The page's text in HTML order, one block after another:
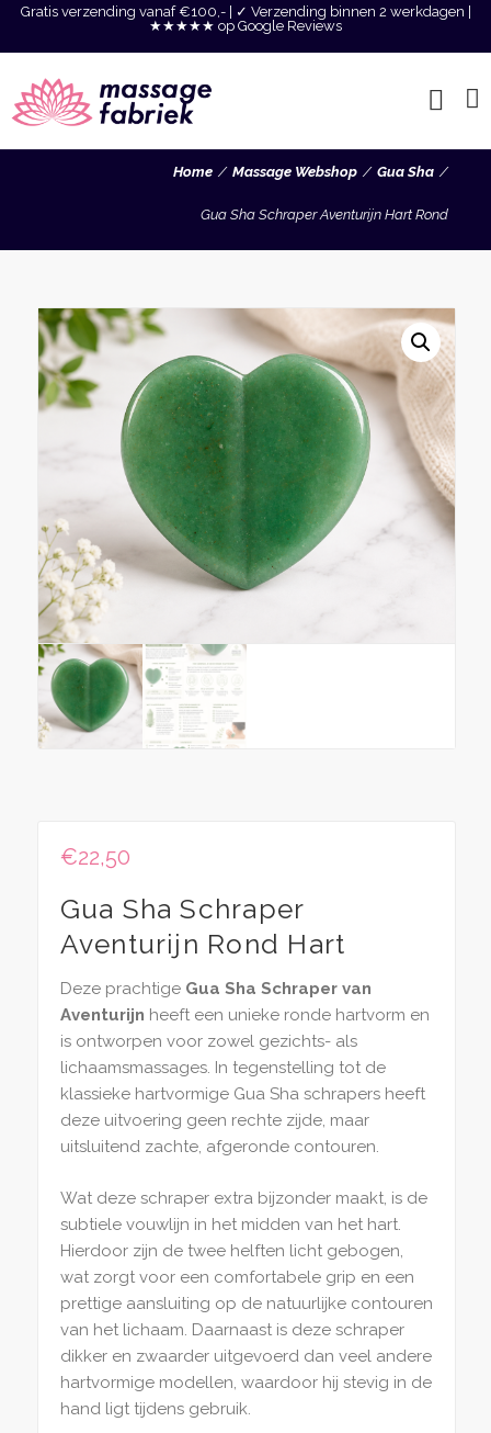
Gratis verzending vanaf €100,- | ✓ Verzending binnen 2 werkdagen |
★★★★★ op Google Reviews
Home Massage Webshop Gua Sha
Gua Sha Schraper Aventurijn Hart Rond
€22,50
Gua Sha Schraper
Aventurijn Rond Hart
Deze prachtige Gua Sha Schraper van
Aventurijn heeft een unieke ronde hartvorm en
is ontworpen voor zowel gezichts- als
lichaamsmassages. In tegenstelling tot de
klassieke hartvormige Gua Sha schrapers heeft
deze uitvoering geen rechte zijde, maar
uitsluitend zachte, afgeronde contouren.
Wat deze schraper extra bijzonder maakt, is de
subtiele vouwlijn in het midden van het hart.
Hierdoor zijn de twee helften licht gebogen,
wat zorgt voor een comfortabele grip en een
prettige aansluiting op de natuurlijke contouren
van het lichaam. Daarnaast is deze schraper
dikker en zwaarder uitgevoerd dan veel andere
hartvormige modellen, waardoor hij stevig in de
hand ligt tijdens gebruik.